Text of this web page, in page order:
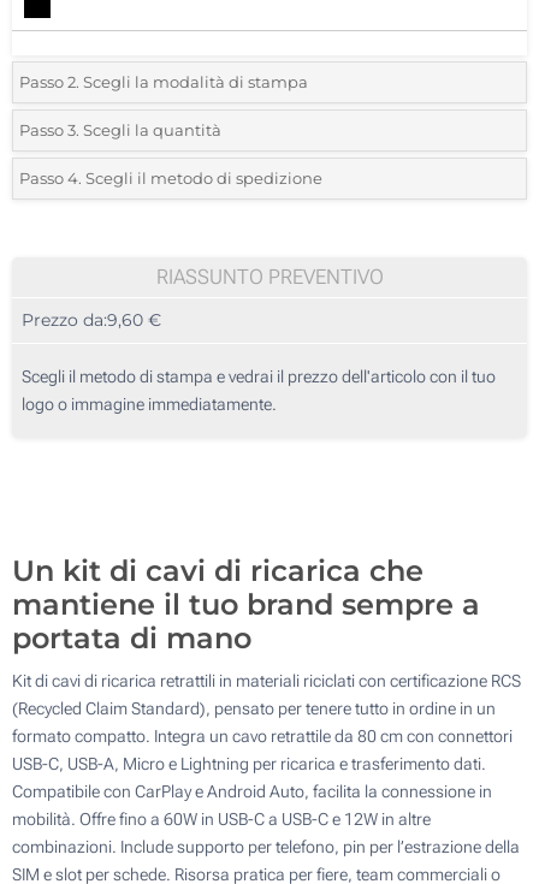
Passo 2. Scegli la modalità di stampa
*Seleziona la posizione di stampa e il colore del vostro logo:
1 Colore (Parte superiore)
3 Colori (Parte superiore)
Stampa digitale (Parte superiore)
Passo 3. Scegli la quantità
*Quantità desiderata:
10
25
50
Passo 4. Scegli il metodo di spedizione
RIASSUNTO PREVENTIVO
Prezzo da:9,60 €
Scegli il metodo di stampa e vedrai il prezzo dell'articolo con il tuo
logo o immagine immediatamente.
Un kit di cavi di ricarica che
mantiene il tuo brand sempre a
portata di mano
Kit di cavi di ricarica retrattili in materiali riciclati con certificazione RCS
(Recycled Claim Standard), pensato per tenere tutto in ordine in un
formato compatto. Integra un cavo retrattile da 80 cm con connettori
USB-C, USB-A, Micro e Lightning per ricarica e trasferimento dati.
Compatibile con CarPlay e Android Auto, facilita la connessione in
mobilità. Offre fino a 60W in USB-C a USB-C e 12W in altre
combinazioni. Include supporto per telefono, pin per l’estrazione della
SIM e slot per schede. Risorsa pratica per fiere, team commerciali o